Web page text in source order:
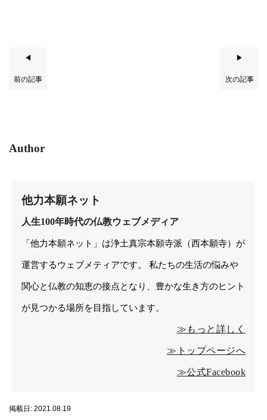
◀
前の記事
▶
次の記事
Author
他力本願ネット
人生100年時代の仏教ウェブメディア
「他力本願ネット」は浄土真宗本願寺派（西本願寺）が
運営するウェブメティアです。 私たちの生活の悩みや
関心と仏教の知恵の接点となり、豊かな生き方のヒント
が見つかる場所を目指しています。
≫もっと詳しく
≫トップページへ
≫公式Facebook
掲載日: 2021.08.19